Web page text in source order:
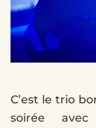
C’est le trio
soirée